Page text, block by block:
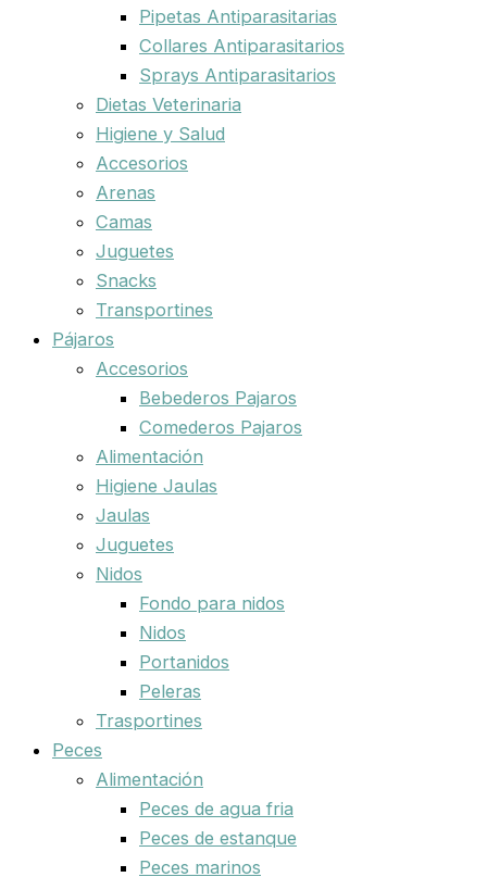
Pipetas Antiparasitarias
Collares Antiparasitarios
Sprays Antiparasitarios
Dietas Veterinaria
Higiene y Salud
Accesorios
Arenas
Camas
Juguetes
Snacks
Transportines
Pájaros
Accesorios
Bebederos Pajaros
Comederos Pajaros
Alimentación
Higiene Jaulas
Jaulas
Juguetes
Nidos
Fondo para nidos
Nidos
Portanidos
Peleras
Trasportines
Peces
Alimentación
Peces de agua fria
Peces de estanque
Peces marinos